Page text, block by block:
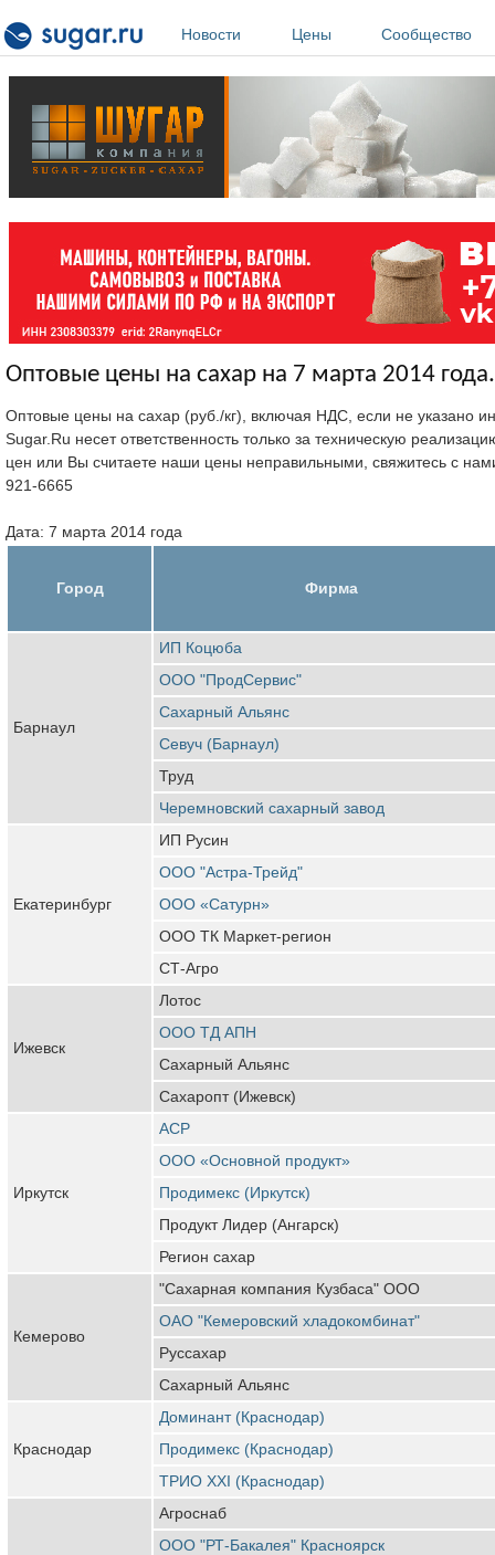
Новости
Цены Сообщество
Оптовые цены на сахар на 7 марта 2014 года.
Оптовые цены на сахар (руб./кг), включая НДС, если не указано
Sugar.Ru несет ответственность только за техническую
цен или Вы считаете наши цены неправильными, свяжитесь с
921-6665
Дата: 7 марта 2014 года
Город Фирма
Барнаул
ИП Коцюба
ООО "ПродСервис"
Сахарный Альянс
Севуч (Барнаул)
Труд
Черемновский сахарный завод
Екатеринбург
ИП Русин
ООО "Астра-Трейд"
ООО «Сатурн»
ООО ТК Маркет-регион
СТ-Агро
Ижевск
Лотос
ООО ТД АПН
Сахарный Альянс
Сахаропт (Ижевск)
Иркутск
АСР
ООО «Основной продукт»
Продимекс (Иркутск)
Продукт Лидер (Ангарск)
Регион сахар
Кемерово
"Сахарная компания Кузбаса" ООО
ОАО "Кемеровский хладокомбинат"
Руссахар
Сахарный Альянс
Краснодар
Доминант (Краснодар)
Продимекс (Краснодар)
ТРИО XXI (Краснодар)
Агроснаб
ООО "РТ-Бакалея" Красноярск